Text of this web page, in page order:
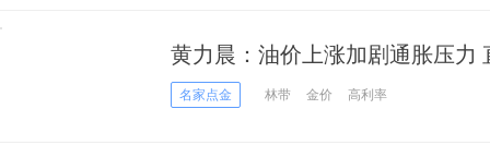
黄力晨：油价上涨加剧通胀压力
名家点金 林带 金价 高利率